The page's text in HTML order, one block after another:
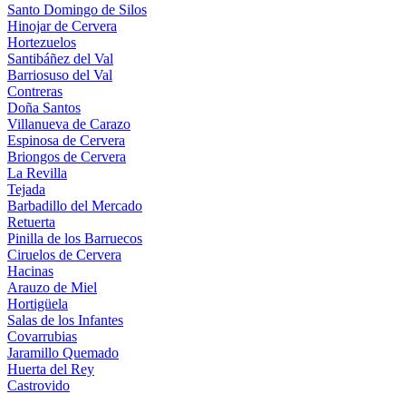
Santo Domingo de Silos
Hinojar de Cervera
Hortezuelos
Santibáñez del Val
Barriosuso del Val
Contreras
Doña Santos
Villanueva de Carazo
Espinosa de Cervera
Briongos de Cervera
La Revilla
Tejada
Barbadillo del Mercado
Retuerta
Pinilla de los Barruecos
Ciruelos de Cervera
Hacinas
Arauzo de Miel
Hortigüela
Salas de los Infantes
Covarrubias
Jaramillo Quemado
Huerta del Rey
Castrovido